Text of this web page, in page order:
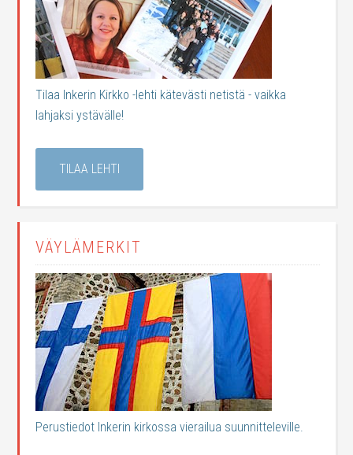
Tilaa Inkerin Kirkko -lehti kätevästi netistä - vaikka
lahjaksi ystävälle!
TILAA LEHTI
VÄYLÄMERKIT
Perustiedot Inkerin kirkossa vierailua suunnitteleville.